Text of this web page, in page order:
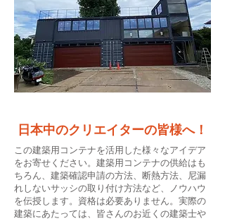
日本中のクリエイターの皆様へ！
この建築用コンテナを活用した様々なアイデア
をお寄せください。建築用コンテナの供給はも
ちろん、建築確認申請の方法、断熱方法、尼漏
れしないサッシの取り付け方法など、ノウハウ
を伝授します。資格は必要ありません。実際の
建築にあたっては、皆さんのお近くの建築士や